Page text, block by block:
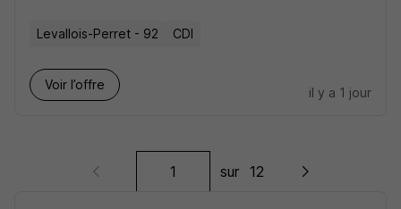
Levallois-Perret - 92 CDI
Voir l’offre
il y a 1 jour
sur 12